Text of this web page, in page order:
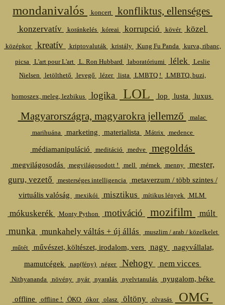
mondanivalós koncert konfliktus, ellenséges
konzervatív koránkelés kóreai korrupció kövér közel
középkor kreatív kriptovaluták kristály Kung Fu Panda kurva, ribanc,
picsa L'art pour L'art L. Ron Hubbard laboratóriumi lélek
Leslie
Nielsen
letölthető levegő lézer lista LMBTQ ! LMBTQ, buzi,
homoszex, meleg, lezbikus logika LOL lop lusta luxus
Magyarországra, magyarokra jellemző
malac
marihuána
marketing materialista Mátrix medence
médiamanipuláció meditáció medve megoldás
megvilágosodás megvilágosodott ! mell mémek menny
mester,
guru, vezető
mesterséges intelligencia
metaverzum / több szintes /
virtuális valóság
mexikói misztikus mítikus lények MLM
mókuskerék Monty Python motiváció mozifilm múlt
munka munkahely váltás + új állás muszlim / arab / közelkelet
műtét művészet, költészet, irodalom, vers nagy
nagyvállalat,
mamutcégek
nap(fény) néger Nehogy nem vicces
Nithyananda növény nyár nyaralás nyelvtanulás nyugalom, béke
offline offline ! ÖKO ókor olasz öltöny olvasás OMG